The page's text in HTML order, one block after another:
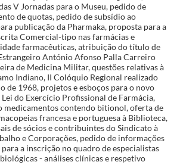
V Jornadas para o Museu, pedido de
de quotas, pedido de subsídio ao
publicação da Pharmaka, proposta para a
Comercial-tipo nas farmácias e
farmacêuticas, atribuição do título de
António Afonso Palla Carreiro
de Medicina Militar, questões relativas à
Indiano, II Colóquio Regional realizado
de 1968, projetos e esboços para o novo
do Exercício Profissional de Farmácia,
medicamentos contendo bitionol, oferta de
francesa e portuguesa à Biblioteca,
de sócios e contribuintes do Sindicato à
e Corporações, pedido de informações
a inscrição no quadro de especialistas
- análises clínicas e respetivo